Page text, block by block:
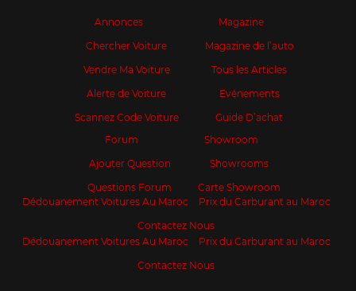
Annonces
Chercher Voiture
Vendre Ma Voiture
Alerte de Voiture
Scannez Code Voiture
Magazine
Magazine de l’auto
Tous les Articles
Evénements
Guide D’achat
Forum
Ajouter Question
Questions Forum
Showroom
Showrooms
Carte Showroom
Dédouanement Voitures Au Maroc
Prix du Carburant au Maroc
Contactez Nous
Dédouanement Voitures Au Maroc
Prix du Carburant au Maroc
Contactez Nous